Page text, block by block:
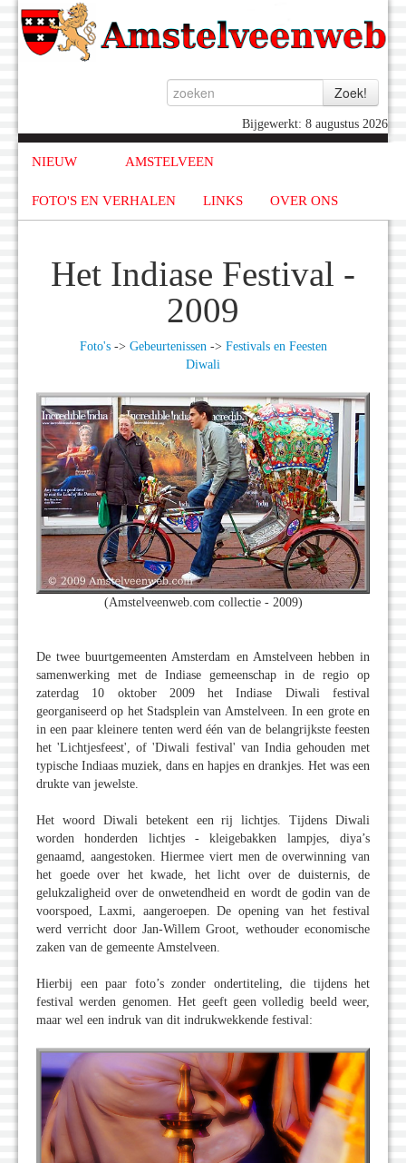
Bijgewerkt: 8 augustus 2026
NIEUW AMSTELVEEN
FOTO'S EN VERHALEN LINKS OVER ONS
Het Indiase Festival -
2009
Foto's-> Gebeurtenissen-> Festivals en Feesten
Diwali
(Amstelveenweb.com collectie - 2009)
De twee buurtgemeenten Amsterdam en Amstelveen hebben in
samenwerking met de Indiase gemeenschap in de regio op
zaterdag 10 oktober 2009 het Indiase Diwali festival
georganiseerd op het Stadsplein van Amstelveen. In een grote en
in een paar kleinere tenten werd één van de belangrijkste feesten
het 'Lichtjesfeest', of 'Diwali festival' van India gehouden met
typische Indiaas muziek, dans en hapjes en drankjes. Het was een
drukte van jewelste.
Het woord Diwali betekent een rij lichtjes. Tijdens Diwali
worden honderden lichtjes - kleigebakken lampjes, diya’s
genaamd, aangestoken. Hiermee viert men de overwinning van
het goede over het kwade, het licht over de duisternis, de
gelukzaligheid over de onwetendheid en wordt de godin van de
voorspoed, Laxmi, aangeroepen. De opening van het festival
werd verricht door Jan-Willem Groot, wethouder economische
zaken van de gemeente Amstelveen.
Hierbij een paar foto’s zonder ondertiteling, die tijdens het
festival werden genomen. Het geeft geen volledig beeld weer,
maar wel een indruk van dit indrukwekkende festival: